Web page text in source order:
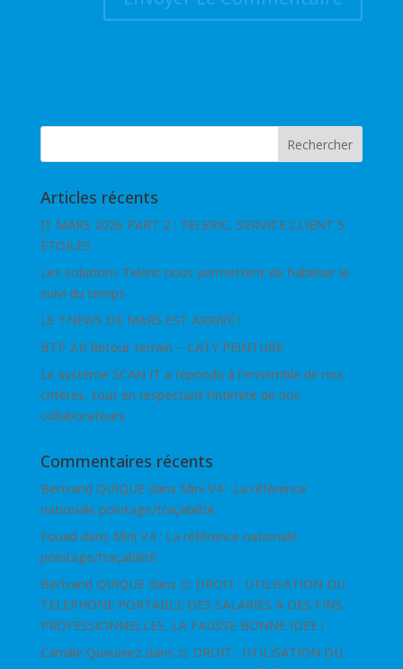
Articles récents
JT MARS 2026 PART 2 : TELERIC, SERVICE CLIENT 5
ÉTOILES
Les solutions Teleric nous permettent de fiabiliser le
suivi du temps
LE TNEWS DE MARS EST ARRIVÉ !
BTP 2.0 Retour terrain – CATY PEINTURE
Le système SCAN IT a répondu à l’ensemble de nos
critères, tout en respectant l’intimité de nos
collaborateurs
Commentaires récents
Bertrand QUIQUEdans Mini V4 : La référence
nationale pointage/traçabilité
Fouad dans Mini V4 : La référence nationale
pointage/traçabilité
Bertrand QUIQUEdans ⚖ DROIT : UTILISATION DU
TELEPHONE PORTABLE DES SALARIÉS À DES FINS
PROFESSIONNELLES, LA FAUSSE BONNE IDÉE !
Camille Queuniez dans ⚖ DROIT : UTILISATION DU